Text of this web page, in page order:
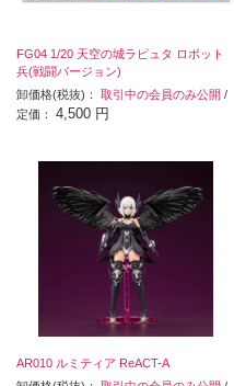
FG04 1/20 天空の城ラピュタ ロボット
兵(戦闘バージョン)
卸価格(税抜)： 取引中の会員のみ公開 /
定価： 4,500 円
AR010 ルミティア ReACT-A